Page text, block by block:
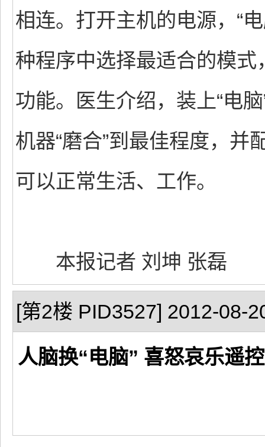
相连。打开主机的电源，“
种程序中选择最适合的模
功能。医生介绍，装上“电
机器“磨合”到最佳程度，并
可以正常生活、工作。
本报记者 刘坤 张磊
[第2楼 PID3527] 2012-08-
人脑换“电脑” 喜怒哀乐遥